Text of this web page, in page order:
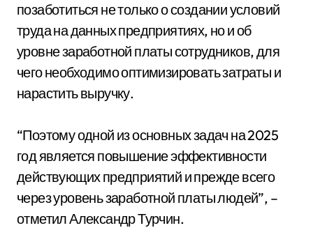
позаботиться не только о создании условий
труда на данных предприятиях, но и об
уровне заработной платы сотрудников, для
чего необходимо оптимизировать затраты и
нарастить выручку.
“Поэтому одной из основных задач на 2025
год является повышение эффективности
действующих предприятий и прежде всего
через уровень заработной платы людей”, –
отметил Александр Турчин.